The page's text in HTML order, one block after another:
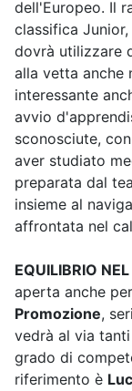
dell'Europeo. Il
classifica
dovrà utilizzare
alla vetta anche
interessante
avvio
sconosciute,
aver studiato
preparata dal
insieme al
affrontata nel
EQUILIBRIO
aperta anche
Promozione,
vedrà al via
grado di
riferimento è